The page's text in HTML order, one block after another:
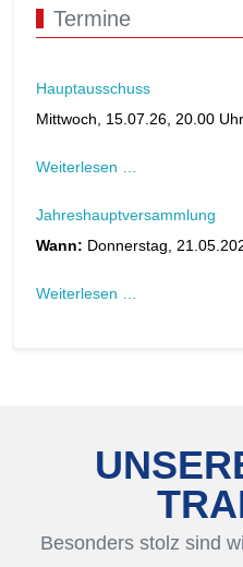
Termine
Hauptausschuss
Mittwoch, 15.07.26,
Weiterlesen …
Jahreshauptversammlung
Wann: Donnerstag,
Weiterlesen …
Besonders stolz sind